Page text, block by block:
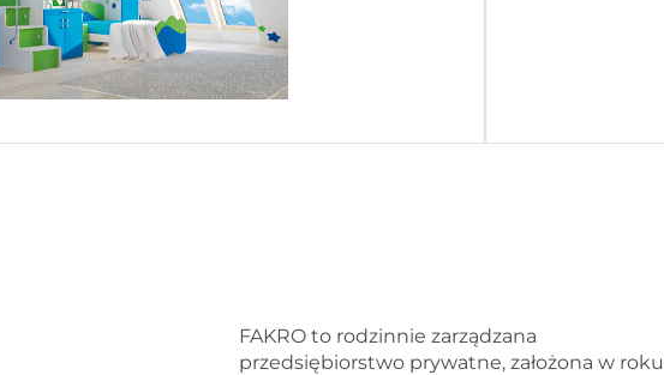
FAKRO to rodzinnie zarządzana
przedsiębiorstwo prywatne, założona w roku
Austrii, Hiszpanii, Holandii, Irlandii, Niemiec,